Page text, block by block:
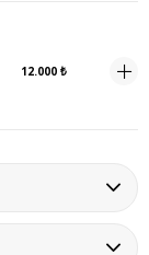
12.000 ₺